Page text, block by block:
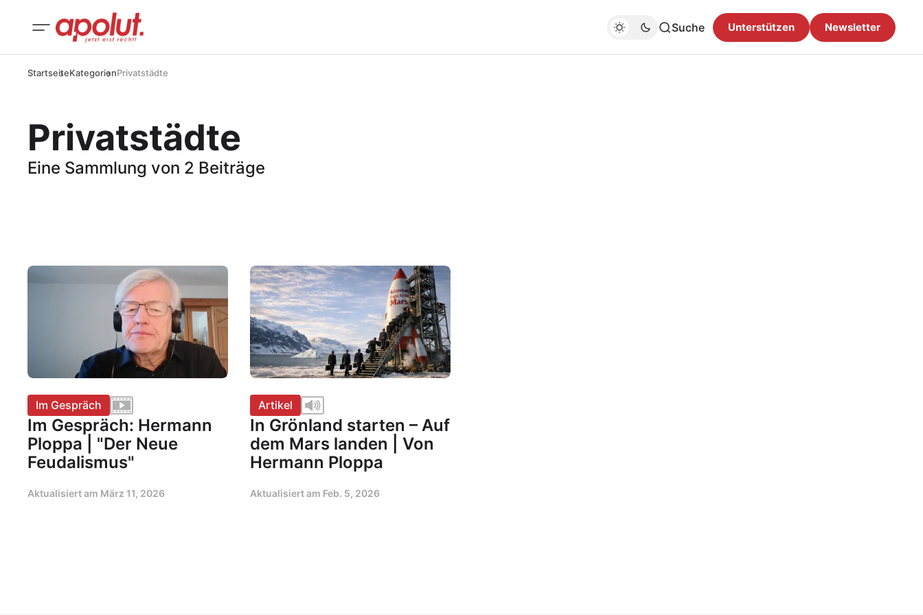
Suche Unterstützen Newsletter
StartseiteKategorienPrivatstädte
Privatstädte
Eine Sammlung von 2 Beiträge
Im Gespräch
Im Gespräch: Hermann
Ploppa | "Der Neue
Feudalismus"
Aktualisiert am März 11, 2026
Artikel
In Grönland starten – Auf
dem Mars landen | Von
Hermann Ploppa
Aktualisiert am Feb. 5, 2026